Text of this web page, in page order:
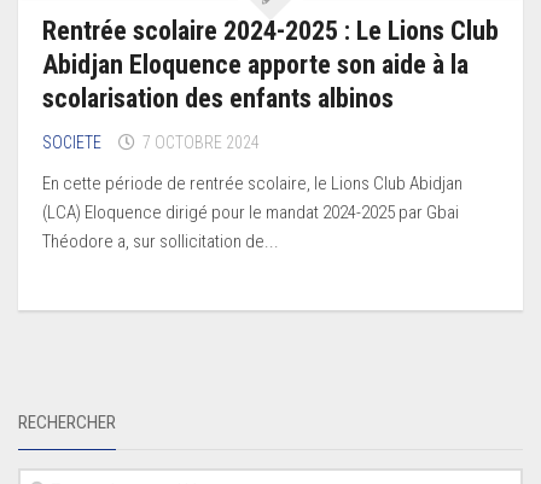
Rentrée scolaire 2024-2025 : Le Lions Club
Abidjan Eloquence apporte son aide à la
scolarisation des enfants albinos
SOCIETE 7 OCTOBRE 2024
En cette période de rentrée scolaire, le Lions Club Abidjan
(LCA) Eloquence dirigé pour le mandat 2024-2025 par Gbai
Théodore a, sur sollicitation de...
RECHERCHER